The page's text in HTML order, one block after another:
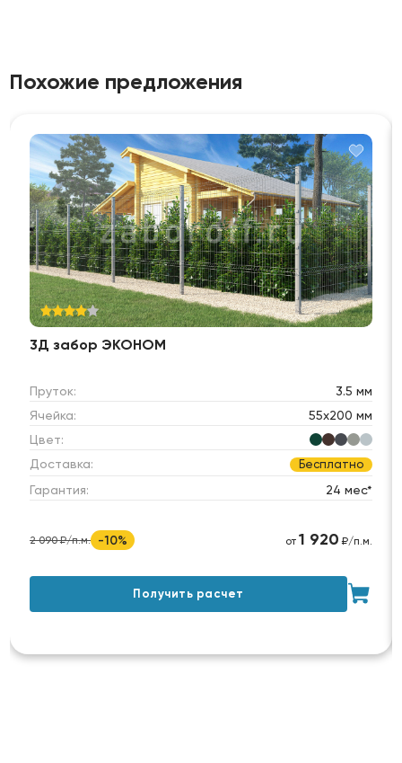
Похожие предложения
3Д забор ЭКОНОМ
Пруток:
3.5 мм
Ячейка:
55х200 мм
Цвет:
Доставка:
Бесплатно
Гарантия: 24 мес*
2 090 ₽/п.м. -10% от 1 920 ₽/п.м.
Получить расчет